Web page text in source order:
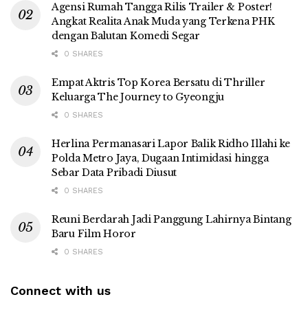
Agensi Rumah Tangga Rilis Trailer & Poster!
Angkat Realita Anak Muda yang Terkena PHK
dengan Balutan Komedi Segar
0 SHARES
Empat Aktris Top Korea Bersatu di Thriller
Keluarga The Journey to Gyeongju
0 SHARES
Herlina Permanasari Lapor Balik Ridho Illahi ke
Polda Metro Jaya, Dugaan Intimidasi hingga
Sebar Data Pribadi Diusut
0 SHARES
Reuni Berdarah Jadi Panggung Lahirnya Bintang
Baru Film Horor
0 SHARES
Connect with us